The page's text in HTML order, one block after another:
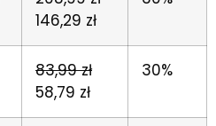
146,29 zł
83,99 zł
58,79 zł
30%